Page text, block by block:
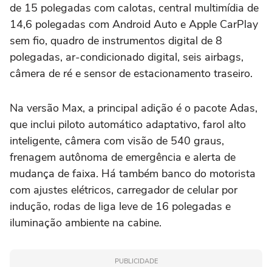
de 15 polegadas com calotas, central multimídia de
14,6 polegadas com Android Auto e Apple CarPlay
sem fio, quadro de instrumentos digital de 8
polegadas, ar-condicionado digital, seis airbags,
câmera de ré e sensor de estacionamento traseiro.
Na versão Max, a principal adição é o pacote Adas,
que inclui piloto automático adaptativo, farol alto
inteligente, câmera com visão de 540 graus,
frenagem autônoma de emergência e alerta de
mudança de faixa. Há também banco do motorista
com ajustes elétricos, carregador de celular por
indução, rodas de liga leve de 16 polegadas e
iluminação ambiente na cabine.
PUBLICIDADE